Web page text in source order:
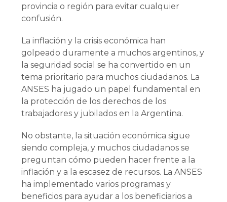
provincia o región para evitar cualquier
confusión.
La inflación y la crisis económica han
golpeado duramente a muchos argentinos, y
la seguridad social se ha convertido en un
tema prioritario para muchos ciudadanos. La
ANSES ha jugado un papel fundamental en
la protección de los derechos de los
trabajadores y jubilados en la Argentina.
No obstante, la situación económica sigue
siendo compleja, y muchos ciudadanos se
preguntan cómo pueden hacer frente a la
inflación y a la escasez de recursos. La ANSES
ha implementado varios programas y
beneficios para ayudar a los beneficiarios a